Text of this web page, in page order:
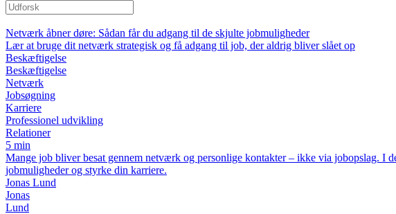
Netværk åbner døre: Sådan får du adgang til de skjulte jobmuligheder
Lær at bruge dit netværk strategisk og få adgang til job, der aldrig bliver slået op
Beskæftigelse
Beskæftigelse
Netværk
Jobsøgning
Karriere
Professionel udvikling
Relationer
5 min
Mange job bliver besat gennem netværk og personlige kontakter – ikke via jobopslag.
jobmuligheder og styrke din karriere.
Jonas Lund
Jonas
Lund